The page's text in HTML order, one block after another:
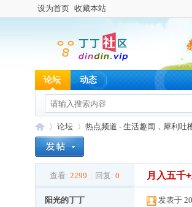
设为首页 收藏本站
论坛 动态
论坛
›
热点频道 - 生活趣闻，犀利吐
查看: 2299 | 回复: 0 月入五千
阳光的丁丁 发表于